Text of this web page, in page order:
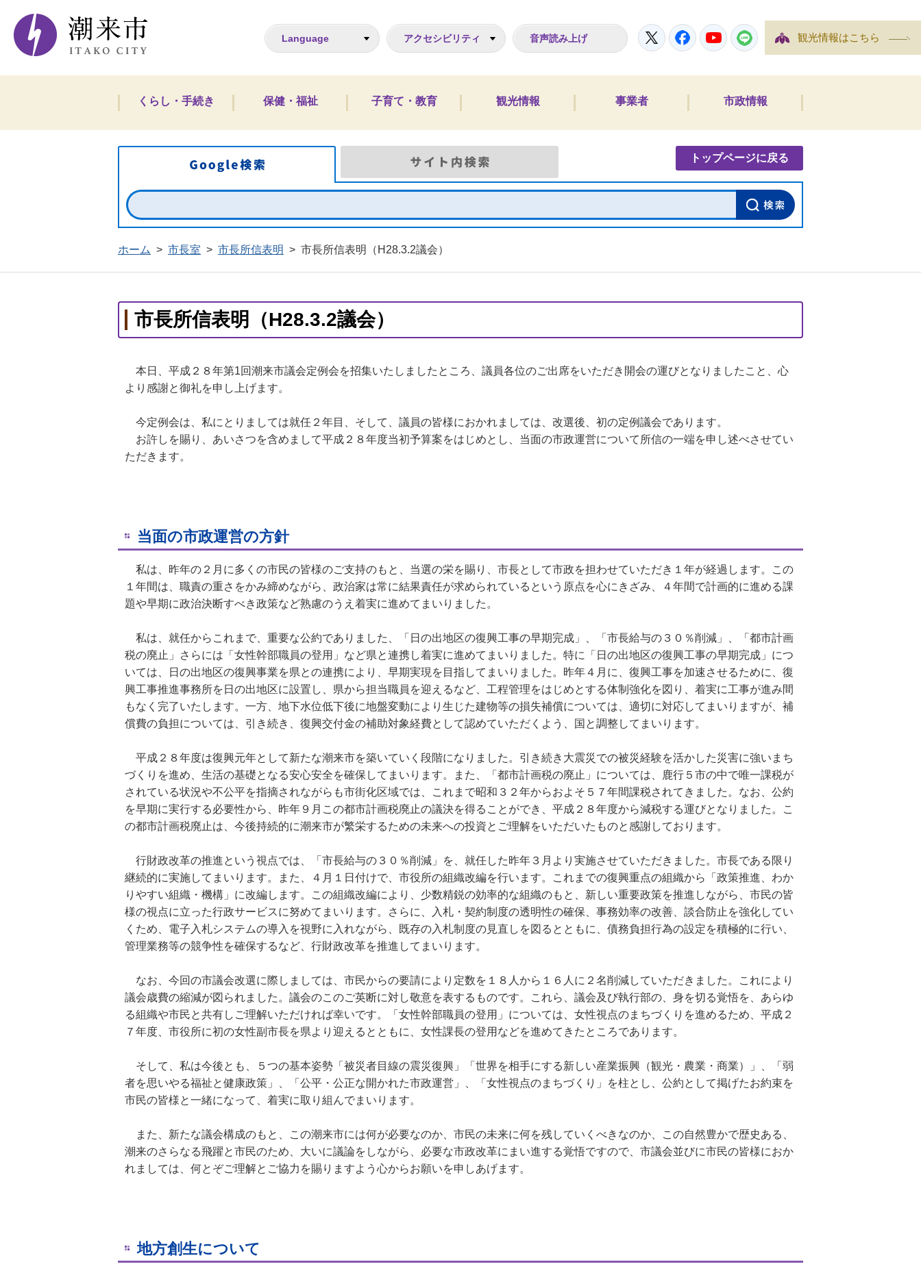
潮来市ホームページ
Language アクセシビリティ 音声読み上げ TwitterFacebookYouTubeLINE 観光情報はこちら
くらし・手続き 保健・福祉 子育て・教育 観光情報 事業者 市政情報
Google検索 トップページに戻る
ホーム > 市長室 > 市長所信表明 > 市長所信表明（H28.3.2議会）
市長所信表明（H28.3.2議会）
本日、平成２８年第1回潮来市議会定例会を招集いたしましたところ、議員各位のご出席をいただき開会の運びとなりましたこと、心
より感謝と御礼を申し上げます。
今定例会は、私にとりましては就任２年目、そして、議員の皆様におかれましては、改選後、初の定例議会であります。
お許しを賜り、あいさつを含めまして平成２８年度当初予算案をはじめとし、当面の市政運営について所信の一端を申し述べさせてい
ただきます。
当面の市政運営の方針
私は、昨年の２月に多くの市民の皆様のご支持のもと、当選の栄を賜り、市長として市政を担わせていただき１年が経過します。この
１年間は、職責の重さをかみ締めながら、政治家は常に結果責任が求められているという原点を心にきざみ、４年間で計画的に進める課
題や早期に政治決断すべき政策など熟慮のうえ着実に進めてまいりました。
私は、就任からこれまで、重要な公約でありました、「日の出地区の復興工事の早期完成」、「市長給与の３０％削減」、「都市計画
税の廃止」さらには「女性幹部職員の登用」など県と連携し着実に進めてまいりました。特に「日の出地区の復興工事の早期完成」につ
いては、日の出地区の復興事業を県との連携により、早期実現を目指してまいりました。昨年４月に、復興工事を加速させるために、復
興工事推進事務所を日の出地区に設置し、県から担当職員を迎えるなど、工程管理をはじめとする体制強化を図り、着実に工事が進み間
もなく完了いたします。一方、地下水位低下後に地盤変動により生じた建物等の損失補償については、適切に対応してまいりますが、補
償費の負担については、引き続き、復興交付金の補助対象経費として認めていただくよう、国と調整してまいります。
平成２８年度は復興元年として新たな潮来市を築いていく段階になりました。引き続き大震災での被災経験を活かした災害に強いまち
づくりを進め、生活の基礎となる安心安全を確保してまいります。また、「都市計画税の廃止」については、鹿行５市の中で唯一課税が
されている状況や不公平を指摘されながらも市街化区域では、これまで昭和３２年からおよそ５７年間課税されてきました。なお、公約
を早期に実行する必要性から、昨年９月この都市計画税廃止の議決を得ることができ、平成２８年度から減税する運びとなりました。こ
の都市計画税廃止は、今後持続的に潮来市が繁栄するための未来への投資とご理解をいただいたものと感謝しております。
行財政改革の推進という視点では、「市長給与の３０％削減」を、就任した昨年３月より実施させていただきました。市長である限り
継続的に実施してまいります。また、４月１日付けで、市役所の組織改編を行います。これまでの復興重点の組織から「政策推進、わか
りやすい組織・機構」に改編します。この組織改編により、少数精鋭の効率的な組織のもと、新しい重要政策を推進しながら、市民の皆
様の視点に立った行政サービスに努めてまいります。さらに、入札・契約制度の透明性の確保、事務効率の改善、談合防止を強化してい
くため、電子入札システムの導入を視野に入れながら、既存の入札制度の見直しを図るとともに、債務負担行為の設定を積極的に行い、
管理業務等の競争性を確保するなど、行財政改革を推進してまいります。
なお、今回の市議会改選に際しましては、市民からの要請により定数を１８人から１６人に２名削減していただきました。これにより
議会歳費の縮減が図られました。議会のこのご英断に対し敬意を表するものです。これら、議会及び執行部の、身を切る覚悟を、あらゆ
る組織や市民と共有しご理解いただければ幸いです。「女性幹部職員の登用」については、女性視点のまちづくりを進めるため、平成２
７年度、市役所に初の女性副市長を県より迎えるとともに、女性課長の登用などを進めてきたところであります。
そして、私は今後とも、５つの基本姿勢「被災者目線の震災復興」「世界を相手にする新しい産業振興（観光・農業・商業）」、「弱
者を思いやる福祉と健康政策」、「公平・公正な開かれた市政運営」、「女性視点のまちづくり」を柱とし、公約として掲げたお約束を
市民の皆様と一緒になって、着実に取り組んでまいります。
また、新たな議会構成のもと、この潮来市には何が必要なのか、市民の未来に何を残していくべきなのか、この自然豊かで歴史ある、
潮来のさらなる飛躍と市民のため、大いに議論をしながら、必要な市政改革にまい進する覚悟ですので、市議会並びに市民の皆様におか
れましては、何とぞご理解とご協力を賜りますよう心からお願いを申しあげます。
地方創生について